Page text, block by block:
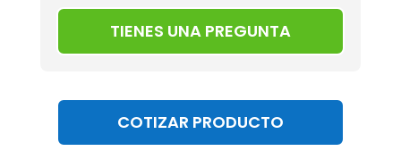
TIENES UNA PREGUNTA
COTIZAR PRODUCTO